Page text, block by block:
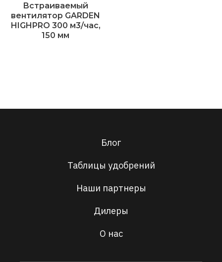
Встраиваемый
вентилятор GARDEN
HIGHPRO 300 м3/час,
150 мм
Блог
Таблицы удобрений
Наши партнеры
Дилеры
О нас